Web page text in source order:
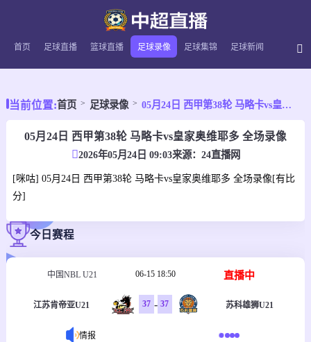
首页 足球直播 篮球直播 足球录像 足球集锦 足球新闻
当前位置:首页 足球录像 05月24日 西甲第38轮 马略卡vs皇家奥维耶多 全场录像
05月24日 西甲第38轮 马略卡vs皇家奥维耶多 全场录像
2026年05月24日 09:03来源： 24直播网
[咪咕] 05月24日 西甲第38轮 马略卡vs皇家奥维耶多 全场录像[有比
分]
今日赛程
中国NBL U21 06-15 18:50 直播中
江苏肯帝亚U21 37 - 37 苏科雄狮U21
情报